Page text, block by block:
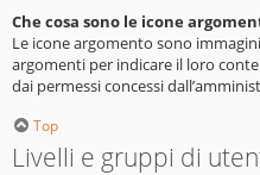
Che cosa sono le icone
Le icone argomento sono
argomenti per indicare il loro
dai permessi concessi
Top
Livelli e gruppi di